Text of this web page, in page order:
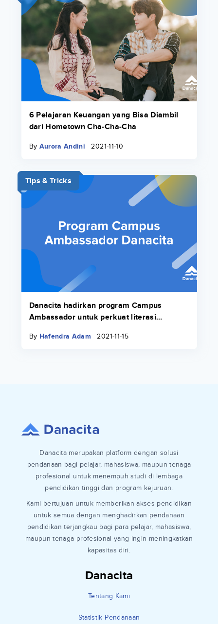
6 Pelajaran Keuangan yang Bisa Diambil
dari Hometown Cha-Cha-Cha
By Aurora Andini 2021-11-10
Tips & Tricks
Danacita hadirkan program Campus
Ambassador untuk perkuat literasi
By Hafendra Adam 2021-11-15
Danacita
Tentang Kami
Statistik Pendanaan
Danacita merupakan platform dengan solusi
pendanaan bagi pelajar, mahasiswa, maupun tenaga
profesional untuk menempuh studi di lembaga
pendidikan tinggi dan program kejuruan.
Kami bertujuan untuk memberikan akses pendidikan
untuk semua dengan menghadirkan pendanaan
pendidikan terjangkau bagi para pelajar, mahasiswa,
maupun tenaga profesional yang ingin meningkatkan
kapasitas diri.